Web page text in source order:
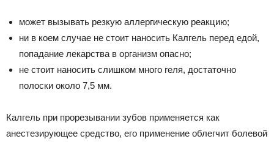
может вызывать резкую аллергическую реакцию;
ни в коем случае не стоит наносить Калгель перед едой,
попадание лекарства в организм опасно;
не стоит наносить слишком много геля, достаточно
полоски около 7,5 мм.
Калгель при прорезывании зубов применяется как
анестезирующее средство, его применение облегчит болевой